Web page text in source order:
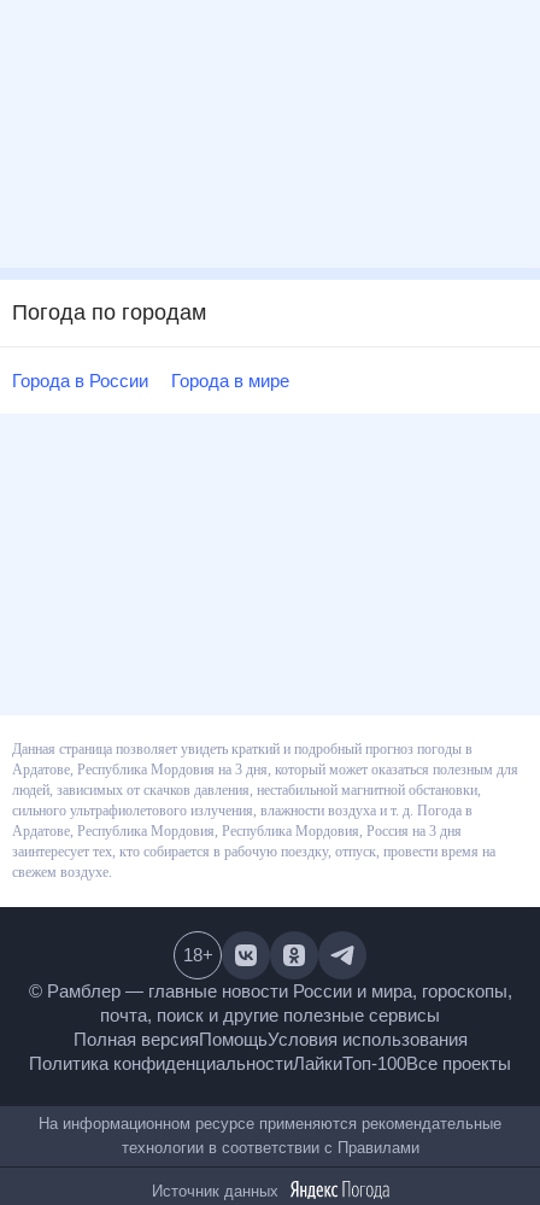
Погода по городам
Города в России Города в мире
Данная страница позволяет увидеть краткий и подробный прогноз
погоды в Ардатове, Республика Мордовия на 3 дня, который может
оказаться полезным для людей, зависимых от скачков давления,
нестабильной магнитной обстановки, сильного ультрафиолетового
излучения, влажности воздуха и т. д. Погода в Ардатове, Республика
Мордовия, Республика Мордовия, Россия на 3 дня заинтересует тех, кто
собирается в рабочую поездку, отпуск, провести время на свежем
© Рамблер — главные новости России и мира,
гороскопы, почта, поиск и другие полезные сервисы
Полная версияПомощьУсловия использования
Все проекты
18+
На информационном ресурсе применяются
рекомендательные технологии в соответствии с